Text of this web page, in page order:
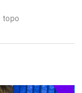
topo